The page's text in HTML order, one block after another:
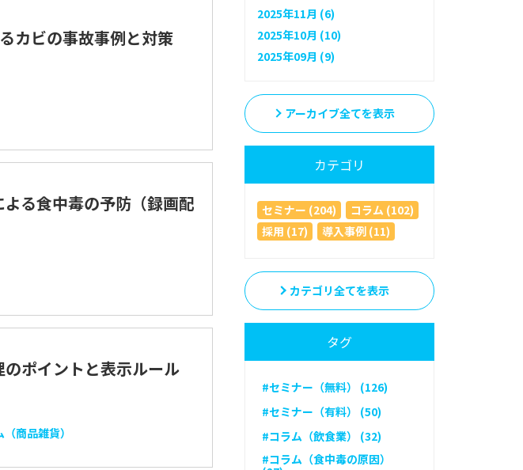
カビの事故事例と対策
る食中毒の予防（録画配
ポイントと表示ルール
商品雑貨）
2025年11月 (6)
2025年10月 (10)
2025年09月 (9)
アーカイブ全てを表示
カテゴリ
セミナー (204)
コラム (102)
採用 (17)
導入事例 (11)
カテゴリ全てを表示
タグ
#セミナー（無料） (126)
#セミナー（有料） (50)
#コラム（飲食業） (32)
#コラム（食中毒の原因）